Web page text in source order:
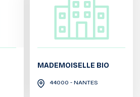
MADEMOISELLE BIO
44000 - NANTES